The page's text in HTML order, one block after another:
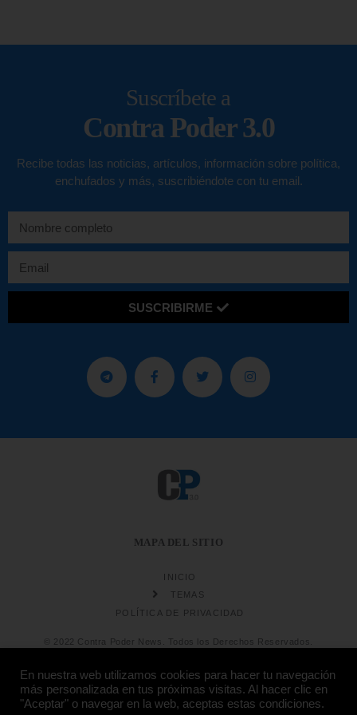
Suscríbete a
Contra Poder 3.0
Recibe todas las noticias, artículos, información sobre política,
enchufados y más, suscribiéndote con tu email.
SUSCRIBIRME
MAPA DEL SITIO
INICIO
TEMAS
POLÍTICA DE PRIVACIDAD
© 2022 Contra Poder News. Todos los Derechos Reservados.
En nuestra web utilizamos cookies para hacer tu navegación
más personalizada en tus próximas visitas. Al hacer clic en
"Aceptar" o navegar en la web, aceptas estas condiciones.